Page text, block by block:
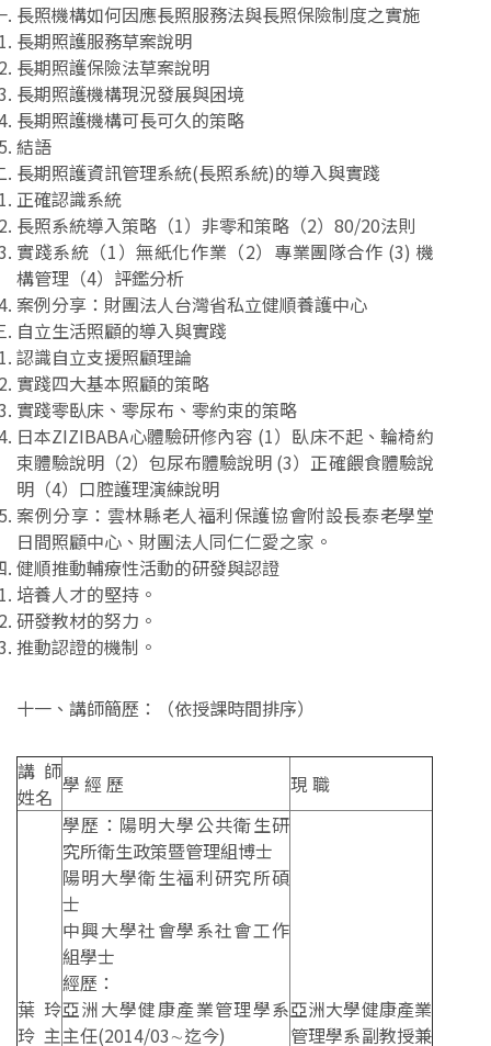
長照機構如何因應長照服務法與長照保險制度之實施
長期照護服務草案說明
長期照護保險法草案說明
長期照護機構現況發展與困境
長期照護機構可長可久的策略
結語
長期照護資訊管理系統(長照系統)的導入與實踐
正確認識系統
長照系統導入策略（1）非零和策略（2）80/20法則
實踐系統（1）無紙化作業（2）專業團隊合作 (3) 機
構管理（4）評鑑分析
案例分享：財團法人台灣省私立健順養護中心
自立生活照顧的導入與實踐
認識自立支援照顧理論
實踐四大基本照顧的策略
實踐零臥床、零尿布、零約束的策略
日本ZIZIBABA心體驗研修內容 (1）臥床不起、輪椅約
束體驗說明（2）包尿布體驗說明 (3）正確餵食體驗說
明（4）口腔護理演練說明
案例分享：雲林縣老人福利保護協會附設長泰老學堂
日間照顧中心、財團法人同仁仁愛之家。
健順推動輔療性活動的研發與認證
培養人才的堅持。
研發教材的努力。
推動認證的機制。
十一、講師簡歷：（依授課時間排序）
講師
姓名 學 經 歷 現 職
葉玲
玲主
學歷：陽明大學公共衛生研
究所衛生政策暨管理組博士
陽明大學衛生福利研究所碩
士
中興大學社會學系社會工作
組學士
經歷：
亞洲大學健康產業管理學系
主任(2014/03∼迄今)
亞洲大學健康產業
管理學系副教授兼